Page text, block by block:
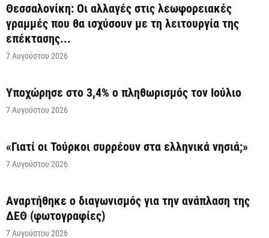
Θεσσαλονίκη: Οι αλλαγές στις λεωφορειακές
γραμμές που θα ισχύσουν με τη λειτουργία της
επέκτασης...
7 Αυγούστου 2026
Υποχώρησε στο 3,4% ο πληθωρισμός τον Ιούλιο
7 Αυγούστου 2026
«Γιατί οι Τούρκοι συρρέουν στα ελληνικά νησιά;»
7 Αυγούστου 2026
Αναρτήθηκε o διαγωνισμός για την ανάπλαση της
ΔΕΘ (φωτογραφίες)
7 Αυγούστου 2026